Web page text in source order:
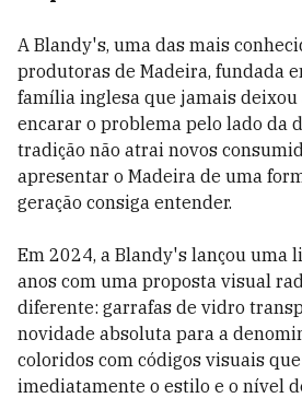
A Blandy's, uma das mais
produtoras de Madeira, fundada
família inglesa que jamais
encarar o problema pelo lado da
tradição não atrai novos
apresentar o Madeira de uma
geração consiga entender.
Em 2024, a Blandy's lançou uma
anos com uma proposta visual
diferente: garrafas de vidro
novidade absoluta para a
coloridos com códigos visuais
imediatamente o estilo e o nível